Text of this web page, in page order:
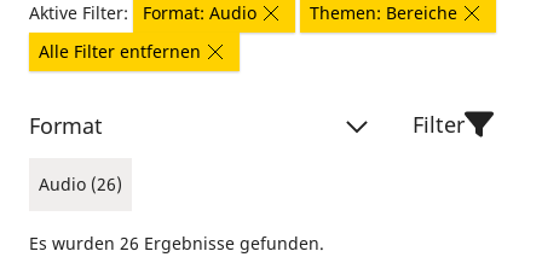
Aktive Filter: Format: Audio
Themen: Bereiche
Alle Filter entfernen
Format
Audio (26)
Filter
Es wurden 26 Ergebnisse gefunden.